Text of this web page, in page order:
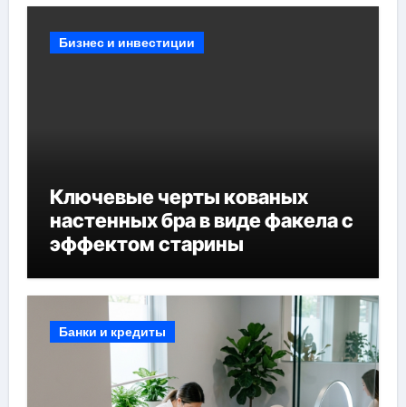
Бизнес и инвестиции
Ключевые черты кованых
настенных бра в виде факела с
эффектом старины
Банки и кредиты